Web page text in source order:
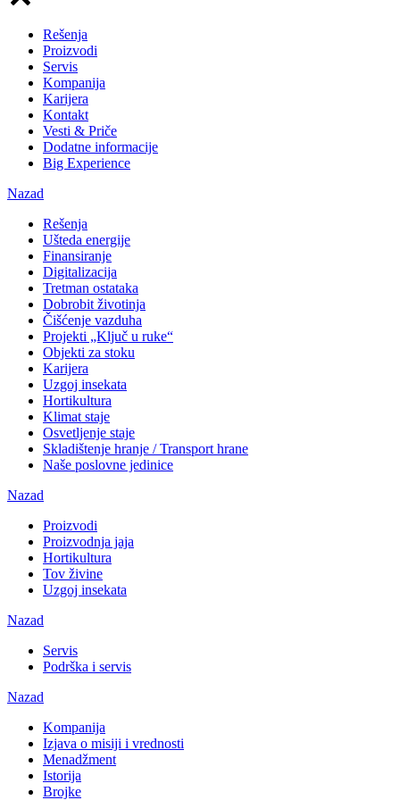
Rešenja
Proizvodi
Servis
Kompanija
Karijera
Kontakt
Vesti & Priče
Dodatne informacije
Big Experience
Nazad
Rešenja
Ušteda energije
Finansiranje
Digitalizacija
Tretman ostataka
Dobrobit životinja
Čišćenje vazduha
Projekti „Ključ u ruke“
Objekti za stoku
Karijera
Uzgoj insekata
Hortikultura
Klimat staje
Osvetljenje staje
Skladištenje hranje / Transport hrane
Naše poslovne jedinice
Nazad
Proizvodi
Proizvodnja jaja
Hortikultura
Tov živine
Uzgoj insekata
Nazad
Servis
Podrška i servis
Nazad
Kompanija
Izjava o misiji i vrednosti
Menadžment
Istorija
Brojke